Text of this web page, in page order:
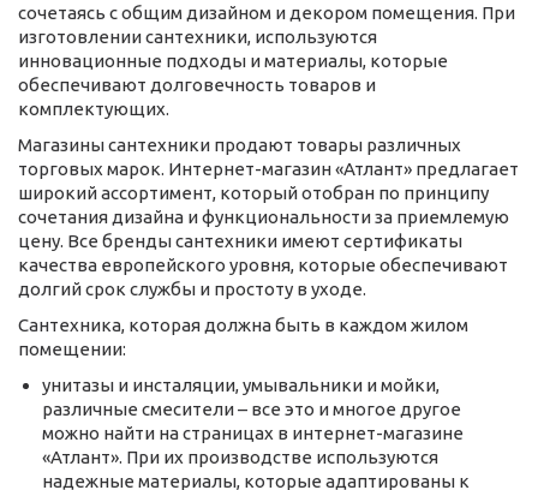
сочетаясь с общим дизайном и декором помещения. При
изготовлении сантехники, используются
инновационные подходы и материалы, которые
обеспечивают долговечность товаров и
комплектующих.
Магазины сантехники продают товары различных
торговых марок. Интернет-магазин «Атлант» предлагает
широкий ассортимент, который отобран по принципу
сочетания дизайна и функциональности за приемлемую
цену. Все бренды сантехники имеют сертификаты
качества европейского уровня, которые обеспечивают
долгий срок службы и простоту в уходе.
Сантехника, которая должна быть в каждом жилом
помещении:
унитазы и инсталяции, умывальники и мойки,
различные смесители – все это и многое другое
можно найти на страницах в интернет-магазине
«Атлант». При их производстве используются
надежные материалы, которые адаптированы к